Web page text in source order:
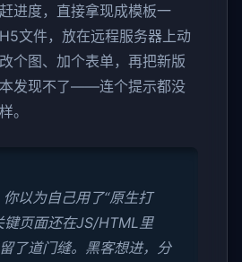
进度，直接拿现成模板一
文件，放在远程服务器上动
个图、加个表单，再把新版
发现不了——连个提示都没
。
你以为自己用了“原生打
键页面还在JS/HTML里
了道门缝。黑客想进，分